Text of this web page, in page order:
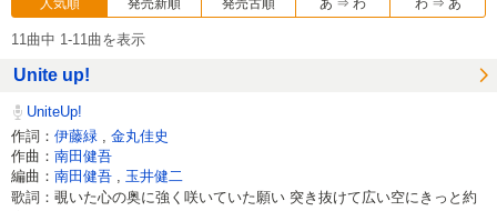
人気順 発売新順 発売古順 あ ⇒ わ わ ⇒ あ
11曲中 1-11曲を表示
Unite up!
UniteUp!
作詞： 伊藤緑
金丸佳史
作曲： 南田健吾
編曲： 南田健吾 玉井健二
歌詞：覗いた心の奥に強く咲いていた願い 突き抜けて広い空にきっと約